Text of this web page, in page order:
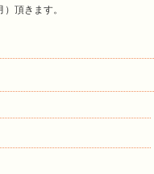
頂きます。